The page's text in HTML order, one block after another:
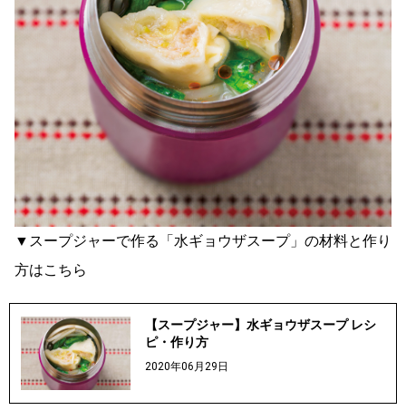
▼スープジャーで作る「水ギョウザスープ」の材料と作り
方はこちら
【スープジャー】水ギョウザスープ レシ
ピ・作り方
2020年06月29日